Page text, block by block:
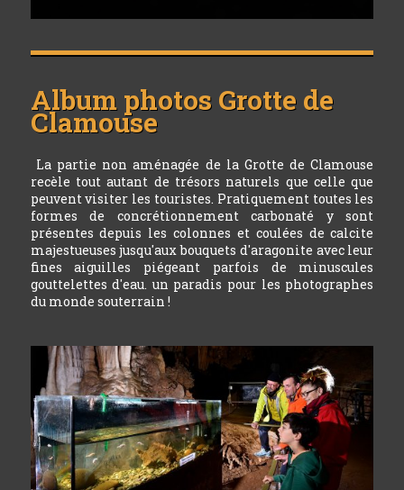
Album photos Grotte de
Clamouse
La partie non aménagée de la Grotte de Clamouse
recèle tout autant de trésors naturels que celle que
peuvent visiter les touristes. Pratiquement toutes les
formes de concrétionnement carbonaté y sont
présentes depuis les colonnes et coulées de calcite
majestueuses jusqu'aux bouquets d'aragonite avec leur
fines aiguilles piégeant parfois de minuscules
gouttelettes d'eau. un paradis pour les photographes
du monde souterrain !